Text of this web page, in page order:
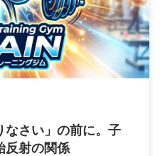
なさい」の前に。子
反射の関係